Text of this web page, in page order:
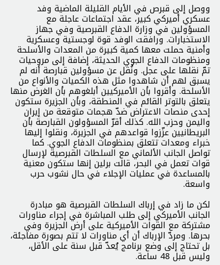
ووصل إلى قبرص في الأيام القليلة الماضية وفد
عسكري أميركي كبير، عقد اجتماعات عاجلة مع
المسؤولين في وزارة الدفاع القبرصية وفي جهاز
الاستخبارات. ورافقت الوفد قوة لوجستية وعسكرية
وأمنية حملت معها كمية كبيرة من المعدات والأسلحة
ومنظومات الدفاع الجوي الحديثة، إضافة إلى مروحيات
تمّ نقلها على عجل. ونُقل عن مسؤولين قبارصة أنه لم
يسبق لهم أن شاهدوا مثل هذه الكميات والأنواع من
الأسلحة. وأقروا بأن الأميركيين أبلغوهم بأن الغرض منها
يتعلق بالتوتر القائم في المنطقة، وبأن الجزيرة ستكون
إحدى منصات الاعتراض ضدّ هجمات متوقعة من إيران
واليمن وحزب الله. كذلك أقرّ المسؤولون القبارصة بأن
البريطانيين عزّزوا قواعدهم في الجزيرة، ونقلوا إليها
خبراء ومعدات تتعلق بمنظومات الدفاع الجوي. كما
تواصل الجانب الألماني مع السلطات القبرصية لإرسال
قوات تعمل في البحر، قالت برلين إنها ستكون معنية
بالمساعدة في عمليات الإجلاء في حال نشوب حرب
واسعة.
لكن ما زاد في إرباك السلطات القبرصية هو مبادرة
الجانب الأميركي إلى طلب المباشرة في إجراء مناورات
مشتركة مع القوات الأميركية على أرض الجزيرة وفي
بحرها. ومردّ الإرباك أن أي مناورات لا تتم بصورة مفاجئة،
بل تحتاج إلى وضع برنامج يُعدّ قبل سنة على الأقل،
وليس قبل 48 ساعة.